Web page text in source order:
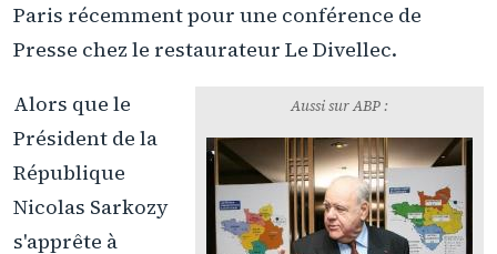
Paris récemment pour une conférence de
Presse chez le restaurateur Le Divellec.
Aussi sur ABP :
Alors que le
Président de la
République
Nicolas Sarkozy
s'apprête à